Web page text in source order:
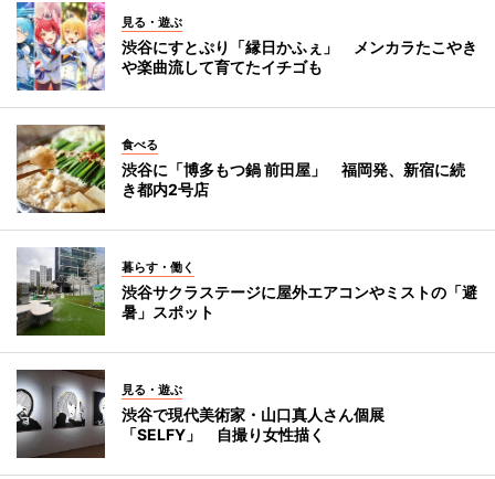
見る・遊ぶ
渋谷にすとぷり「縁日かふぇ」 メンカラたこやき
や楽曲流して育てたイチゴも
食べる
渋谷に「博多もつ鍋 前田屋」 福岡発、新宿に続
き都内2号店
暮らす・働く
渋谷サクラステージに屋外エアコンやミストの「避
暑」スポット
見る・遊ぶ
渋谷で現代美術家・山口真人さん個展
「SELFY」 自撮り女性描く